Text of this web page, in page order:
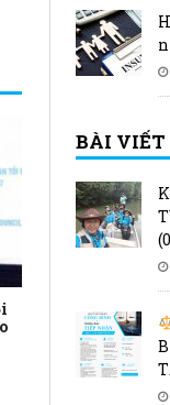
Nghị định
hữu trí tuệ
thủ tục hành
lợi cho các tổ
doanh nghiệp
BÀI VIẾT